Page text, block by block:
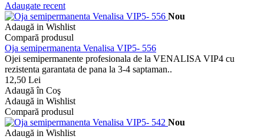
Adaugate recent
Nou
Adaugă in Wishlist
Compară produsul
Oja semipermanenta Venalisa VIP5- 556
Ojei semipermanente profesionala de la VENALISA VIP4 cu
rezistenta garantata de pana la 3-4 saptaman..
12,50 Lei
Adaugă în Coş
Adaugă in Wishlist
Compară produsul
Nou
Adaugă in Wishlist